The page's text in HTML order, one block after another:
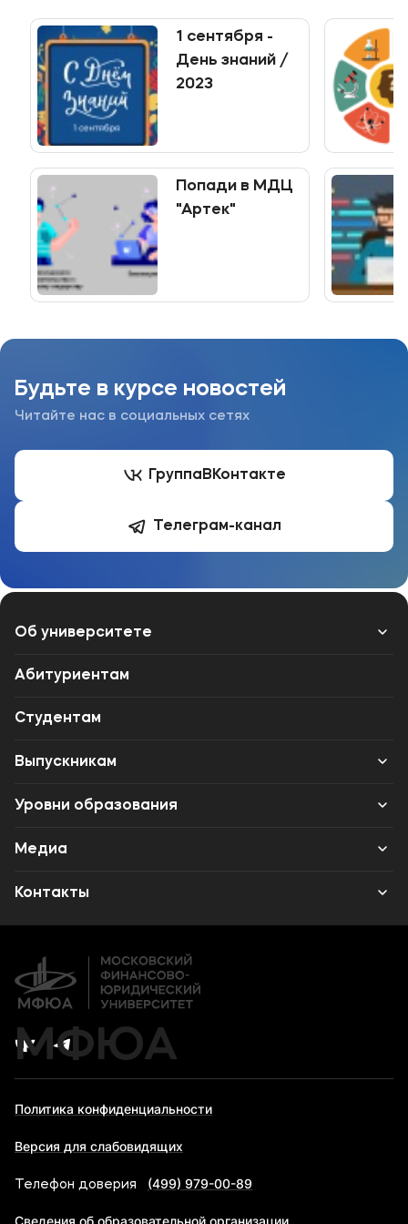
Подобрать программу
1 сентября -
День знаний /
2023
Попади в МДЦ
"Артек"
Будьте в курсе новостей
Читайте нас в социальных сетях
Группа ВКонтакте
Телеграм-канал
Об университете
Лицензии и документы
Сведения об образовательной организации
Поступающим
Абитуриентам
Студентам
Выпускникам
Карьера
Аспирантура
Уровни образования
Среднее профессиональное образование
Высшее образование в МФЮА
Аспирантура
Дополнительное образование
Медиа
Объявления
Новости ВУЗа
Контакты
Карьера
МФЮА
Политика конфиденциальности
Версия для слабовидящих
Телефон доверия (499) 979-00-89
Сведения об образовательной организации